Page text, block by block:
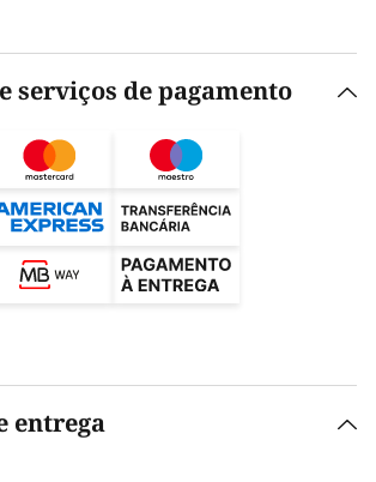
serviços de pagamento
entrega